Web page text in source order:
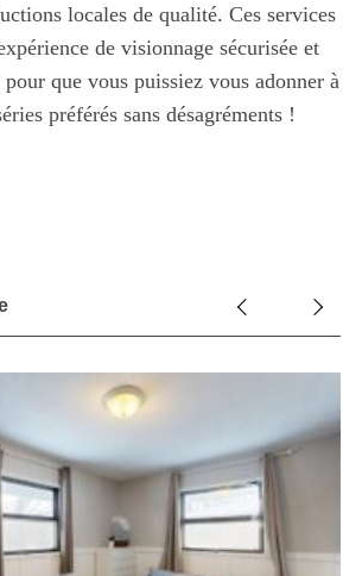
locales de qualité. Ces services
de visionnage sécurisée et
que vous puissiez vous adonner à
préférés sans désagréments !